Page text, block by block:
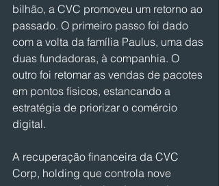
bilhão, a CVC promoveu um retorno ao
passado. O primeiro passo foi dado
com a volta da família Paulus, uma das
duas fundadoras, à companhia. O
outro foi retomar as vendas de pacotes
em pontos físicos, estancando a
estratégia de priorizar o comércio
digital.
A recuperação financeira da CVC
Corp, holding que controla nove